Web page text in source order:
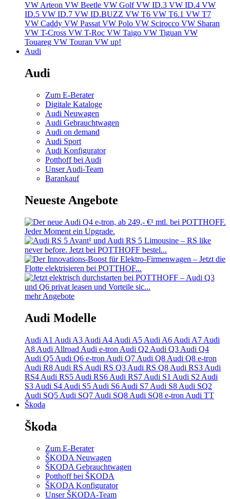
VW Arteon VW Beetle VW GolfVW ID.3 VW ID.4 VW
ID.5 VW ID.7 VW ID.BUZZ VW T6 VW T6.1 VW T7
VW Caddy VW PassatVW Polo VW Scirocco VW Sharan
VW T-Cross VW T-Roc VW Taigo VW Tiguan VW
Touareg VW Touran VW up!
Audi
Audi
Zum E-Berater
Digitale Kataloge
Audi Neuwagen
Audi Gebrauchtwagen
Audi on demand
Audi Sport
Audi Konfigurator
Potthoff bei Audi
Unser Audi-Team
Barankauf
Neueste Angebote
mehr Angebote
Audi Modelle
Audi A1 Audi A3 Audi A4 Audi A5 Audi A6 Audi A7 Audi
A8 Audi Allroad Audi e-tron Audi Q2 Audi Q3 Audi Q4
Audi Q5 Audi Q6 e-tron Audi Q7 Audi Q8 Audi Q8 e-tron
Audi R8 Audi RS Audi RS Q3 Audi RS Q8 Audi RS3 Audi
RS4 Audi RS5 Audi RS6 Audi RS7 Audi S1 Audi S2 Audi
S3 Audi S4 Audi S5 Audi S6 Audi S7 Audi S8 Audi SQ2
Audi SQ5 Audi SQ7 Audi SQ8 Audi SQ8 e-tron Audi TT
Škoda
Škoda
Zum E-Berater
ŠKODA Neuwagen
ŠKODA Gebrauchtwagen
Potthoff bei ŠKODA
ŠKODA Konfigurator
Unser ŠKODA-Team